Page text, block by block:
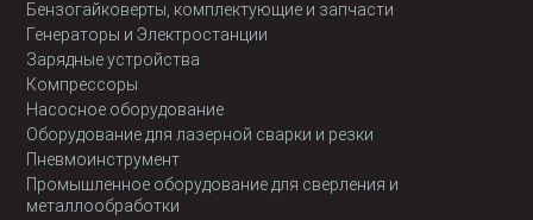
Бензогайковерты, комплектующие и запчасти
Генераторы и Электростанции
Зарядные устройства
Компрессоры
Насосное оборудование
Оборудование для лазерной сварки и резки
Пневмоинструмент
Промышленное оборудование для сверления и
металлообработки